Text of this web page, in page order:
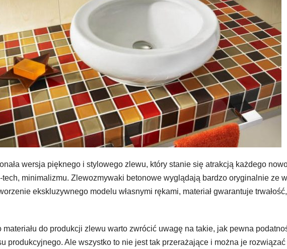
wersja pięknego i stylowego zlewu, który stanie się atrakcją każdego
tech, minimalizmu. Zlewozmywaki betonowe wyglądają bardzo oryginalnie ze
ekskluzywnego modelu własnymi rękami, materiał gwarantuje
do produkcji zlewu warto zwrócić uwagę na takie, jak pewna
produkcyjnego. Ale wszystko to nie jest tak przerażające i można je